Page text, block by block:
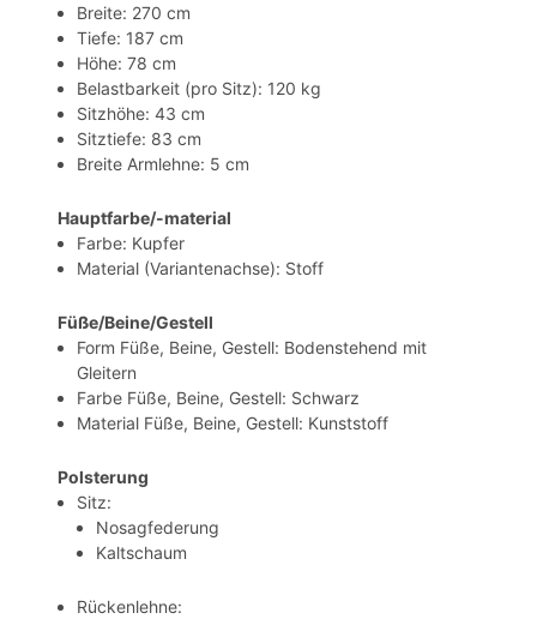
Breite: 270 cm
Tiefe: 187 cm
Höhe: 78 cm
Belastbarkeit (pro Sitz): 120 kg
Sitzhöhe: 43 cm
Sitztiefe: 83 cm
Breite Armlehne: 5 cm
Hauptfarbe/-material
Farbe: Kupfer
Material (Variantenachse): Stoff
Füße/Beine/Gestell
Form Füße, Beine, Gestell: Bodenstehend mit
Gleitern
Farbe Füße, Beine, Gestell: Schwarz
Material Füße, Beine, Gestell: Kunststoff
Polsterung
Sitz:
Nosagfederung
Kaltschaum
Rückenlehne: